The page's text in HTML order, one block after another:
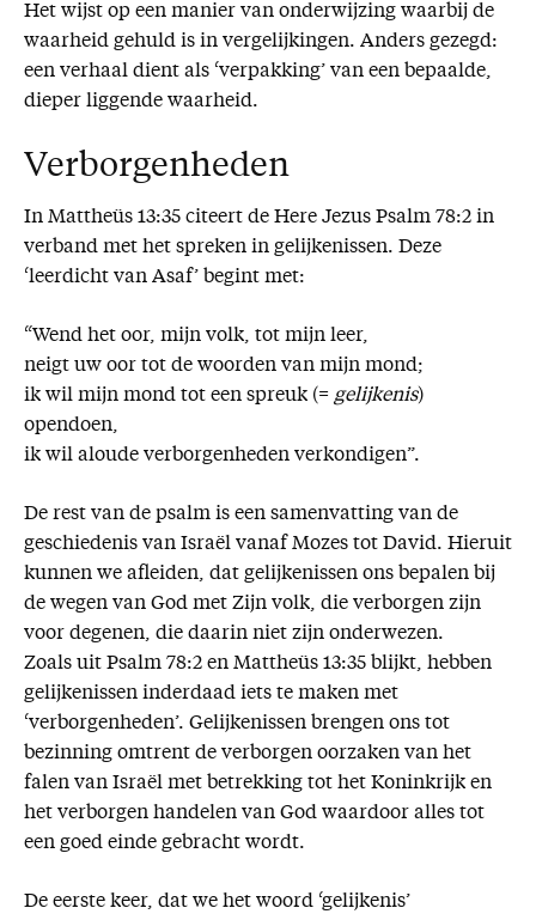
Het wijst op een manier van onderwijzing waarbij de
waarheid gehuld is in vergelijkingen. Anders gezegd:
een verhaal dient als ‘verpakking’ van een bepaalde,
dieper liggende waarheid.
Verborgenheden
In Mattheüs 13:35 citeert de Here Jezus Psalm 78:2 in
verband met het spreken in gelijkenissen. Deze
‘leerdicht van Asaf’ begint met:
“Wend het oor, mijn volk, tot mijn leer,
neigt uw oor tot de woorden van mijn mond;
ik wil mijn mond tot een spreuk (= gelijkenis)
opendoen,
ik wil aloude verborgenheden verkondigen”.
De rest van de psalm is een samenvatting van de
geschiedenis van Israël vanaf Mozes tot David. Hieruit
kunnen we afleiden, dat gelijkenissen ons bepalen bij
de wegen van God met Zijn volk, die verborgen zijn
voor degenen, die daarin niet zijn onderwezen.
Zoals uit Psalm 78:2 en Mattheüs 13:35 blijkt, hebben
gelijkenissen inderdaad iets te maken met
‘verborgenheden’. Gelijkenissen brengen ons tot
bezinning omtrent de verborgen oorzaken van het
falen van Israël met betrekking tot het Koninkrijk en
het verborgen handelen van God waardoor alles tot
een goed einde gebracht wordt.
De eerste keer, dat we het woord ‘gelijkenis’